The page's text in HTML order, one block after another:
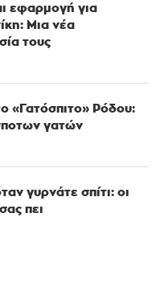
εφαρμογή για
Μια νέα
τους
«Γατόσπιτο» Ρόδου:
γατών
γυρνάτε σπίτι: οι
πει